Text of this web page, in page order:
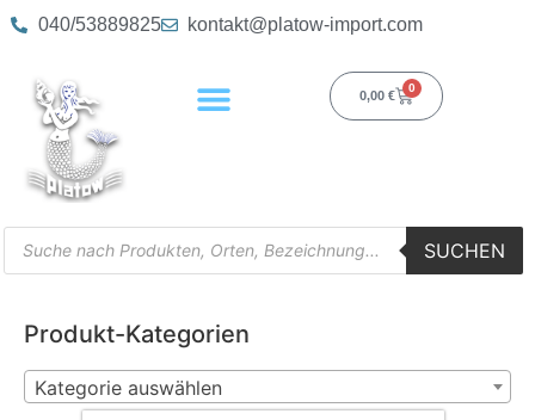
040/53889825 kontakt@platow-import.com
0,00 €
0
SUCHEN
Produkt-Kategorien
Kategorie auswählen